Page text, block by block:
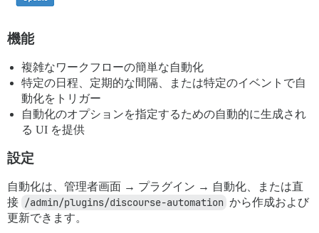
機能
複雑なワークフローの簡単な自動化
特定の日程、定期的な間隔、または特定のイベントで自
動化をトリガー
自動化のオプションを指定するための自動的に生成され
る UI を提供
設定
自動化は、管理者画面 → プラグイン → 自動化、または直
接 /admin/plugins/discourse-automation から作成および
更新できます。